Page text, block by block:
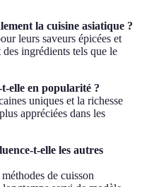
la cuisine asiatique ?
leurs saveurs épicées et
ingrédients tels que le
elle en popularité ?
uniques et la richesse
appréciées dans les
t-elle les autres
de cuisson